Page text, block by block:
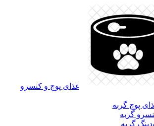
غذای پوچ و کنسرو
پوچ گربه
گربه
گربه